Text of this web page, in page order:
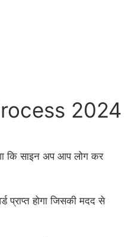
2024
कि साइन अप आप लोग कर
होगा जिसकी मदद से